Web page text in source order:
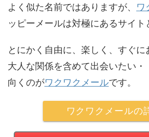
よく似た名前ではありますが、 ワ
ッピーメールは対極にあるサイト
とにかく自由に、楽しく、すぐに
大人な関係を含めて出会いたい・
向くのがワクワクメールです。
ワクワクメールの